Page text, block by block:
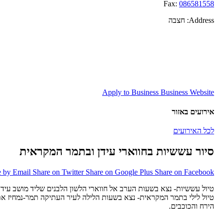
Fax: 086581558
Address: חצבה
Apply to Business Business Website
אירועים באזור
לכל האירועים
סיור עששיות בחווארי עידן ובתמר המקראית
by Email Share on Twitter Share on Google Plus Share on Facebook
טיול עששיות- נצא בשעות הערב אל חווארי הלשון הלבנים שליד מושב
הירח והכוכבים.